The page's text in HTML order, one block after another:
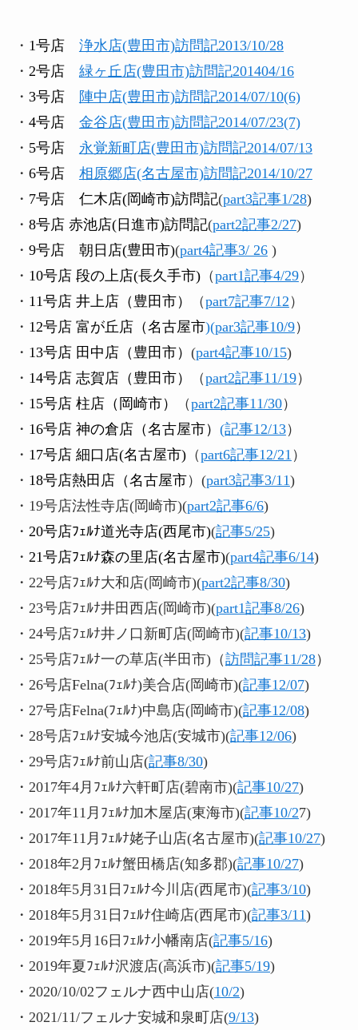
・ 1号店
浄水店(豊田市)訪問記2013/10/28
・ 2号店
緑ヶ丘店(豊田市)訪問記201404/16
・ 3号店
陣中店(豊田市)訪問記2014/07/10(6)
・ 4号店
金谷店(豊田市)訪問記2014/07/23(7)
・ 5号店
永覚新町店(豊田市)訪問記2014/07/13
・ 6号店
相原郷店(名古屋市)訪問記2014/10/27
・ 7号店 仁木店(岡崎市)訪問記(part3記事1/28)
・ 8号店 赤池店(日進市)訪問記(part2記事2/27)
・ 9号店 朝日店(豊田市)(part4記事3/ 26)
・ 10号店 段の上店(長久手市)（part1記事4/29）
・ 11号店 井上店（豊田市） （part7記事7/12 ）
・ 12号店 富が丘店（名古屋市)(par3記事10/9）
・ 13号店 田中店（豊田市） (part4記事10/15)
・ 14号店 志賀店（豊田市） （part2記事11/19）
・ 15号店 柱店（岡崎市） （part2記事11/30）
・ 16号店 神の倉店（名古屋市） (記事12/13）
・ 17号店 細口店(名古屋市)（part6記事12/21 ）
・ 18号店熱田店（名古屋市）(part3記事3/11)
・19号店法性寺店(岡崎市)(part2記事6/6)
・ 20号店ﾌｪﾙﾅ道光寺店(西尾市)(記事5/25)
・ 21号店ﾌｪﾙﾅ森の里店(名古屋市)(part4記事6/14)
・22号店ﾌｪﾙﾅ大和店(岡崎市)(part2記事8/30)
・23号店ﾌｪﾙﾅ井田西店(岡崎市)(part1記事8/26)
・24号店ﾌｪﾙﾅ井ノ口新町店(岡崎市)(記事10/13)
・25号店ﾌｪﾙﾅ一の草店(半田市)（訪問記事11/28）
・26号店Felna(ﾌｪﾙﾅ)美合店(岡崎市)(記事12/07)
・27号店Felna(ﾌｪﾙﾅ)中島店(岡崎市)(記事12/08)
・28号店ﾌｪﾙﾅ安城今池店(安城市)(記事12/06)
・29号店ﾌｪﾙﾅ前山店(記事8/30)
・2017年4月ﾌｪﾙﾅ六軒町店(碧南市)(記事10/27)
・2017年11月ﾌｪﾙﾅ加木屋店(東海市)(記事10/27)
・2017年11月ﾌｪﾙﾅ姥子山店(名古屋市)(記事10/27)
・2018年2月ﾌｪﾙﾅ蟹田橋店(知多郡)(記事10/27)
・2018年5月31日ﾌｪﾙﾅ今川店(西尾市)(記事3/10)
・2018年5月31日ﾌｪﾙﾅ住崎店(西尾市)(記事3/11)
・2019年5月16日ﾌｪﾙﾅ小幡南店(記事5/16)
・2019年夏ﾌｪﾙﾅ沢渡店(高浜市)(記事5/19)
・2020/10/02フェルナ西中山店(10/2)
・2021/11/フェルナ安城和泉町店(9/13)